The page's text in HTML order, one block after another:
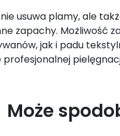
usuwa plamy, ale
zapachy. Możliwość
jak i padu
Może